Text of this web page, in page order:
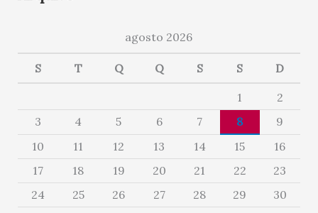
agosto 2026
S T Q Q S S D
1
2
3
4 5 6 7 8
9
10
11 12 13 14 15
16
17
18 19 20 21 22
23
24
25 26 27 28 29
30